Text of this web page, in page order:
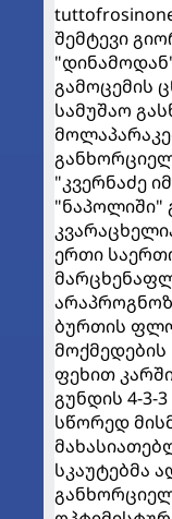
შემტევი
გამოცემის
სამუშაო
"კვერნაძე
"ნაპოლიში"
ერთი
ბურთის
მოქმედების
ფეხით
გუნდის 4-3-
სწორედ
სკაუტებმა